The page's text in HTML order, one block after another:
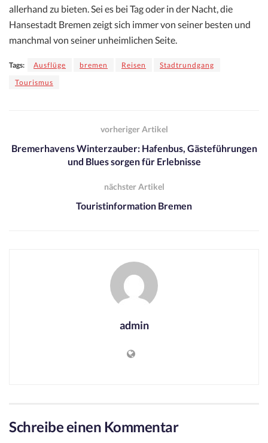
allerhand zu bieten. Sei es bei Tag oder in der Nacht, die
Hansestadt Bremen zeigt sich immer von seiner besten und
manchmal von seiner unheimlichen Seite.
Tags: Ausflüge bremen Reisen
Stadtrundgang
Tourismus
vorheriger Artikel
Bremerhavens Winterzauber: Hafenbus, Gästeführungen
und Blues sorgen für Erlebnisse
nächster Artikel
Touristinformation Bremen
admin
Schreibe einen Kommentar